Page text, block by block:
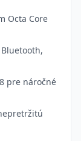
Octa Core
pre náročné